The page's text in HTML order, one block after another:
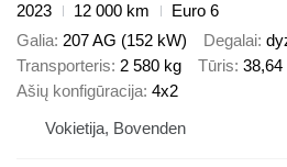
2023
12 000 km
Euro 6
Galia 207 AG (152 kW) Degalai
Transporteris 2 580 kg Tūris 38,64
Ašių konfigūracija 4x2
Vokietija, Bovenden